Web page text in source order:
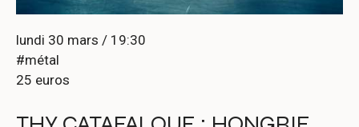
lundi 30 mars / 19:30
#métal
25 euros